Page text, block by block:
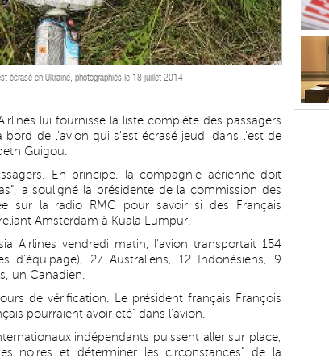
écrasé en Ukraine, photographiés le 18 juillet 2014
lui fournisse la liste complète des passagers
de l'avion qui s'est écrasé jeudi dans l'est de
Guigou.
En principe, la compagnie aérienne doit
a souligné la présidente de la commission des
sur la radio RMC pour savoir si des Français
Amsterdam à Kuala Lumpur.
Airlines vendredi matin, l'avion transportait 154
d'équipage), 27 Australiens, 12 Indonésiens, 9
un Canadien.
de vérification. Le président français François
pourraient avoir été" dans l'avion.
indépendants puissent aller sur place,
noires et déterminer les circonstances" de la